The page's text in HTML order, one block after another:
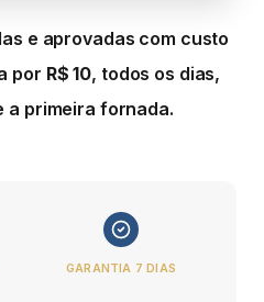
e aprovadas com custo
por R$ 10, todos os dias,
a primeira fornada.
GARANTIA 7 DIAS